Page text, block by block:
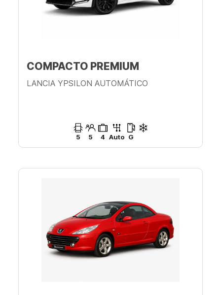
COMPACTO PREMIUM
LANCIA YPSILON AUTOMÁTICO
5 5 4 Auto G